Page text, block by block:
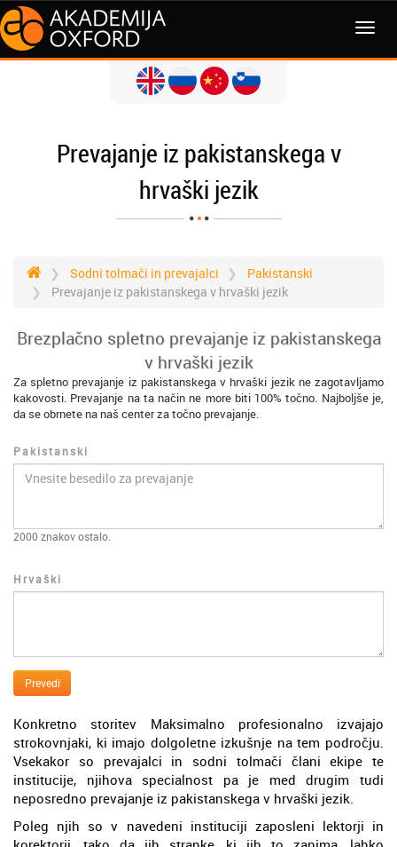
MENI
Prevajanje iz pakistanskega v
hrvaški jezik
Sodni tolmači in prevajalci
Pakistanski
Prevajanje iz pakistanskega v hrvaški jezik
Brezplačno spletno prevajanje iz pakistanskega
v hrvaški jezik
Za spletno prevajanje iz pakistanskega v hrvaški jezik ne zagotavljamo
kakovosti. Prevajanje na ta način ne more biti 100% točno. Najboljše je,
da se obrnete na naš center za točno prevajanje.
Pakistanski
2000 znakov ostalo.
Hrvaški
Prevedi
Konkretno storitev Maksimalno profesionalno izvajajo
strokovnjaki, ki imajo dolgoletne izkušnje na tem področju.
Vsekakor so prevajalci in sodni tolmači člani ekipe te
institucije, njihova specialnost pa je med drugim tudi
neposredno prevajanje iz pakistanskega v hrvaški jezik.
Poleg njih so v navedeni instituciji zaposleni lektorji in